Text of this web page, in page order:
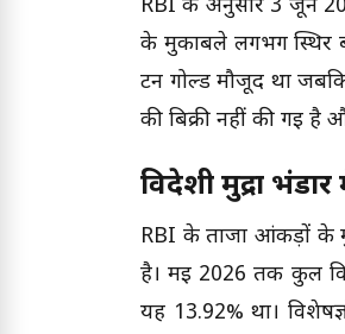
RBI के अनुसार 3 जून
के मुकाबले लगभग स्थिर
टन गोल्ड मौजूद था
की बिक्री नहीं की गई है
विदेशी मुद्रा
RBI के ताजा आंकड़ों के
है। मई 2026 तक कुल
यह 13.92% था।